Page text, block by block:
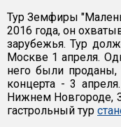
Тур Земфиры
2016 года, он
зарубежья. Тур
Москве 1 апреля.
него были
концерта - 3
Нижнем Новгороде,
гастрольный тур